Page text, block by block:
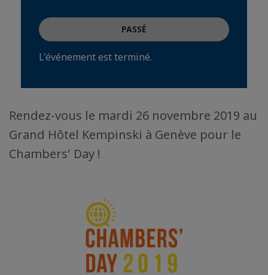
PASSÉ
L'événement est terminé.
Rendez-vous le mardi 26 novembre 2019 au
Grand Hôtel Kempinski à Genève pour le
Chambers' Day !